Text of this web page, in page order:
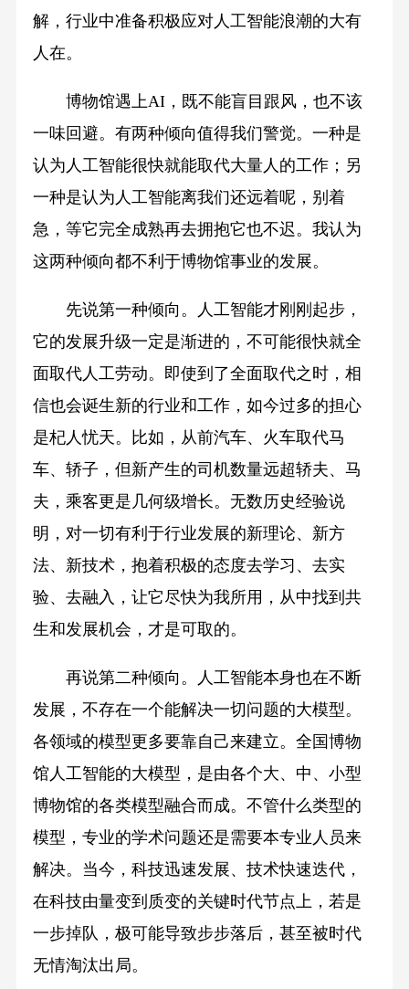
解，行业中准备积极应对人工智能浪潮的大有
人在。
博物馆遇上AI，既不能盲目跟风，也不该
一味回避。有两种倾向值得我们警觉。一种是
认为人工智能很快就能取代大量人的工作；另
一种是认为人工智能离我们还远着呢，别着
急，等它完全成熟再去拥抱它也不迟。我认为
这两种倾向都不利于博物馆事业的发展。
先说第一种倾向。人工智能才刚刚起步，
它的发展升级一定是渐进的，不可能很快就全
面取代人工劳动。即使到了全面取代之时，相
信也会诞生新的行业和工作，如今过多的担心
是杞人忧天。比如，从前汽车、火车取代马
车、轿子，但新产生的司机数量远超轿夫、马
夫，乘客更是几何级增长。无数历史经验说
明，对一切有利于行业发展的新理论、新方
法、新技术，抱着积极的态度去学习、去实
验、去融入，让它尽快为我所用，从中找到共
生和发展机会，才是可取的。
再说第二种倾向。人工智能本身也在不断
发展，不存在一个能解决一切问题的大模型。
各领域的模型更多要靠自己来建立。全国博物
馆人工智能的大模型，是由各个大、中、小型
博物馆的各类模型融合而成。不管什么类型的
模型，专业的学术问题还是需要本专业人员来
解决。当今，科技迅速发展、技术快速迭代，
在科技由量变到质变的关键时代节点上，若是
一步掉队，极可能导致步步落后，甚至被时代
无情淘汰出局。